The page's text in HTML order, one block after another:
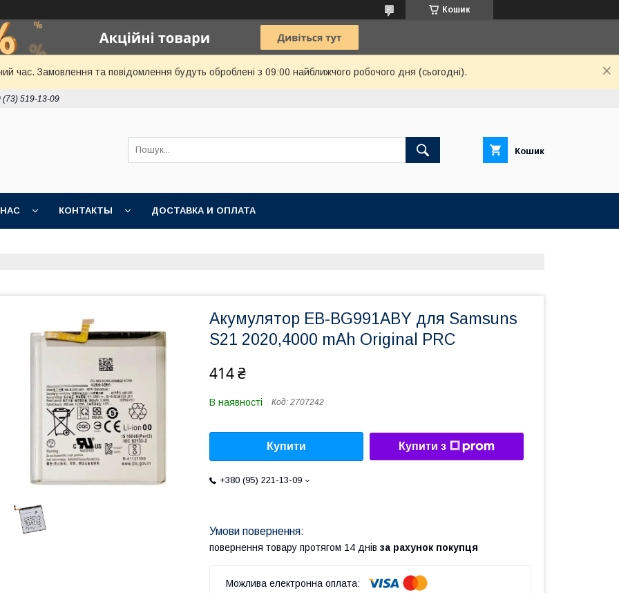
Кошик
час. Замовлення та повідомлення будуть оброблені з 09:00 найближчого робочого дня (сьогодні).
(73) 519-13-09
Кошик
КОНТАКТЫ ДОСТАВКА И ОПЛАТА
Акумулятор EB-BG991ABY для Samsuns
S21 2020,4000 mAh Original PRC
414 ₴
В наявності Код: 2707242
Купити Купити з
+380 (95) 221-13-09
повернення товару протягом 14 днів за рахунок покупця